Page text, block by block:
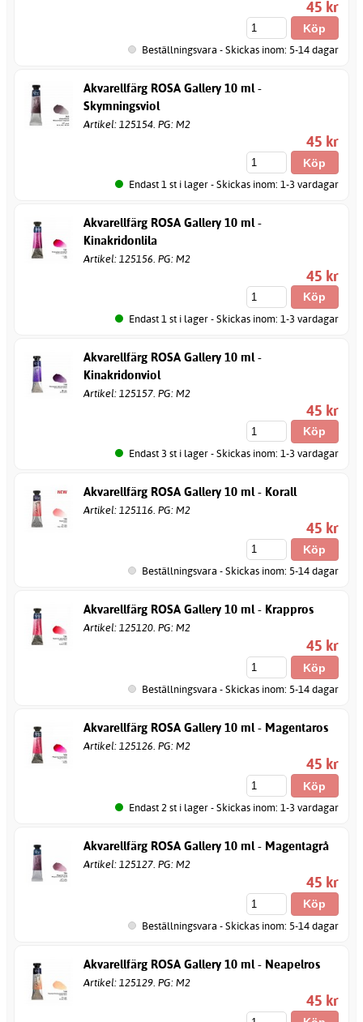
45 kr
Beställningsvara - Skickas inom: 5-14 dagar
Akvarellfärg ROSA Gallery 10 ml -
Skymningsviol
Artikel: 125154. PG: M2
45 kr
Endast 1 st i lager - Skickas inom: 1-3 vardagar
Akvarellfärg ROSA Gallery 10 ml -
Kinakridonlila
Artikel: 125156. PG: M2
45 kr
Endast 1 st i lager - Skickas inom: 1-3 vardagar
Akvarellfärg ROSA Gallery 10 ml -
Kinakridonviol
Artikel: 125157. PG: M2
45 kr
Endast 3 st i lager - Skickas inom: 1-3 vardagar
Akvarellfärg ROSA Gallery 10 ml - Korall
Artikel: 125116. PG: M2
45 kr
Beställningsvara - Skickas inom: 5-14 dagar
Akvarellfärg ROSA Gallery 10 ml - Krappros
Artikel: 125120. PG: M2
45 kr
Beställningsvara - Skickas inom: 5-14 dagar
Akvarellfärg ROSA Gallery 10 ml - Magentaros
Artikel: 125126. PG: M2
45 kr
Endast 2 st i lager - Skickas inom: 1-3 vardagar
Akvarellfärg ROSA Gallery 10 ml - Magentagrå
Artikel: 125127. PG: M2
45 kr
Beställningsvara - Skickas inom: 5-14 dagar
Akvarellfärg ROSA Gallery 10 ml - Neapelros
Artikel: 125129. PG: M2
45 kr